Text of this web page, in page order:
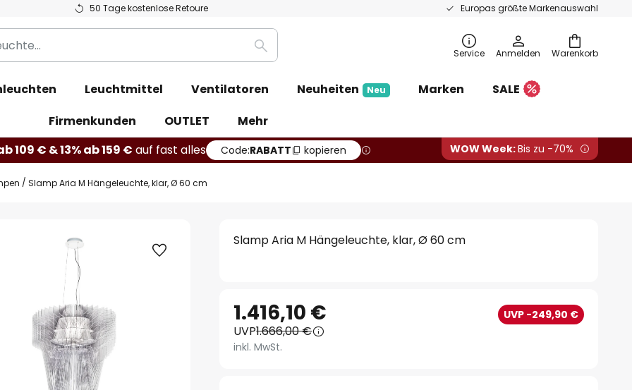
50 Tage kostenlose Retoure Europas größte Markenauswahl
Warenkorb
Suche Service Anmelden
Leuchtmittel Ventilatoren Neuheiten Neu Marken
SALE
Firmenkunden
OUTLET
Mehr
109 € & 13% ab 159 € auf fast alles Code:RABATT kopieren WOW Week:Bis zu -70%
Slamp Aria M Hängeleuchte, klar, Ø 60 cm
Slamp Aria M Hängeleuchte, klar, Ø 60 cm
1.416,10 € UVP -249,90 €
UVP1.666,00 €
inkl. MwSt.